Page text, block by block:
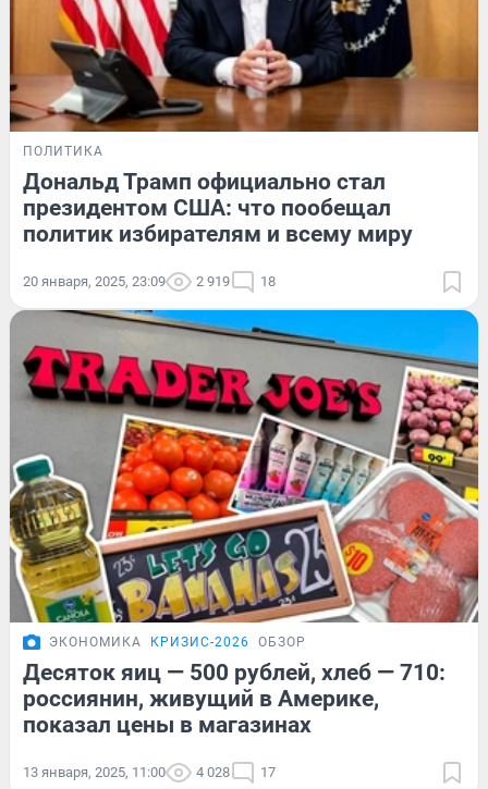
ПОЛИТИКА
Дональд Трамп официально стал
президентом США: что пообещал
политик избирателям и всему миру
20 января, 2025, 23:09 2 919 18
ЭКОНОМИКА КРИЗИС-2026 ОБЗОР
Десяток яиц — 500 рублей, хлеб — 710:
россиянин, живущий в Америке,
показал цены в магазинах
13 января, 2025, 11:00 4 028 17